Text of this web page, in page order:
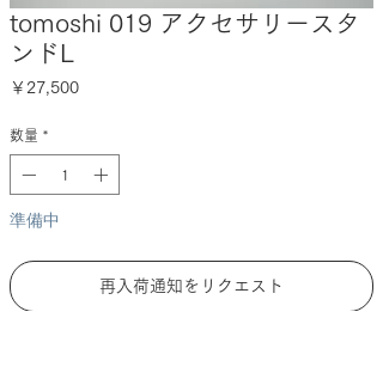
tomoshi 019 アクセサリースタ
ンドL
￥27,500価
数量 *
準備中
再入荷通知をリクエスト